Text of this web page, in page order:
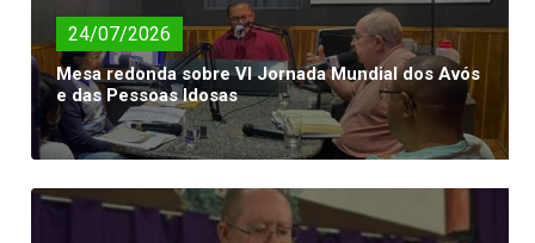
24/07/2026
Mesa redonda sobre VI Jornada Mundial dos Avós
e das Pessoas Idosas